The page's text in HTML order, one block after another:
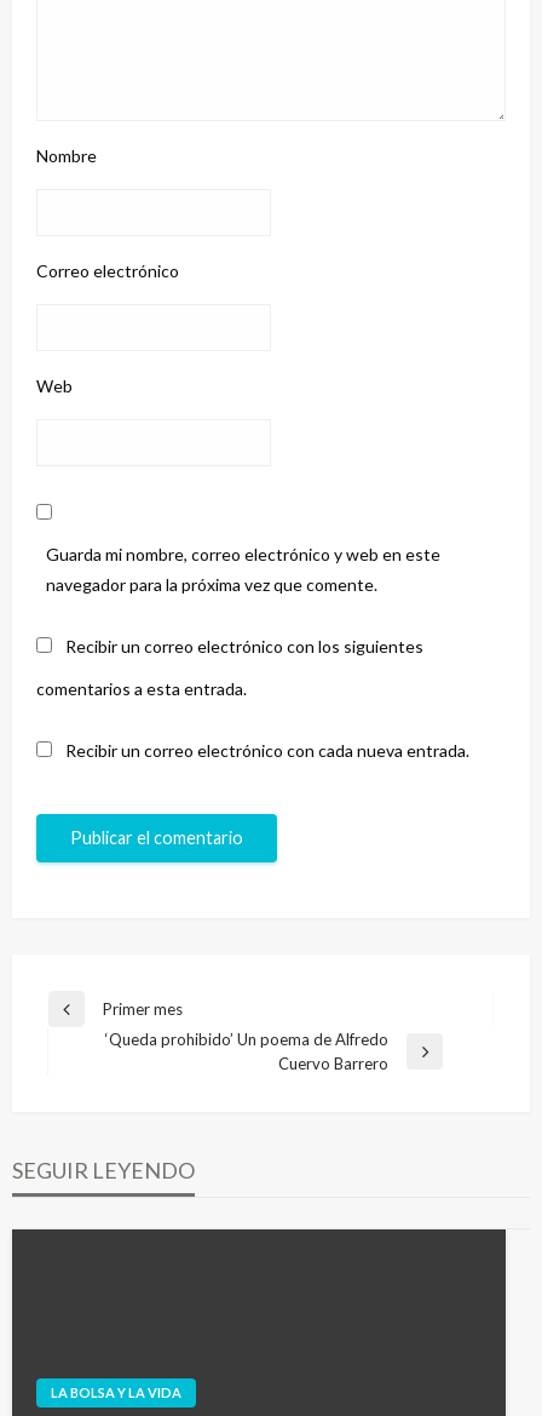
Nombre
Correo electrónico
Web
Guarda mi nombre, correo electrónico y web en este
navegador para la próxima vez que comente.
Recibir un correo electrónico con los siguientes
comentarios a esta entrada.
Recibir un correo electrónico con cada nueva entrada.
Navegación
Entrada
Primer mes
‘Queda prohibido’ Un poema de Alfredo
Cuervo Barrero
SEGUIR LEYENDO
LA BOLSA Y LA VIDA